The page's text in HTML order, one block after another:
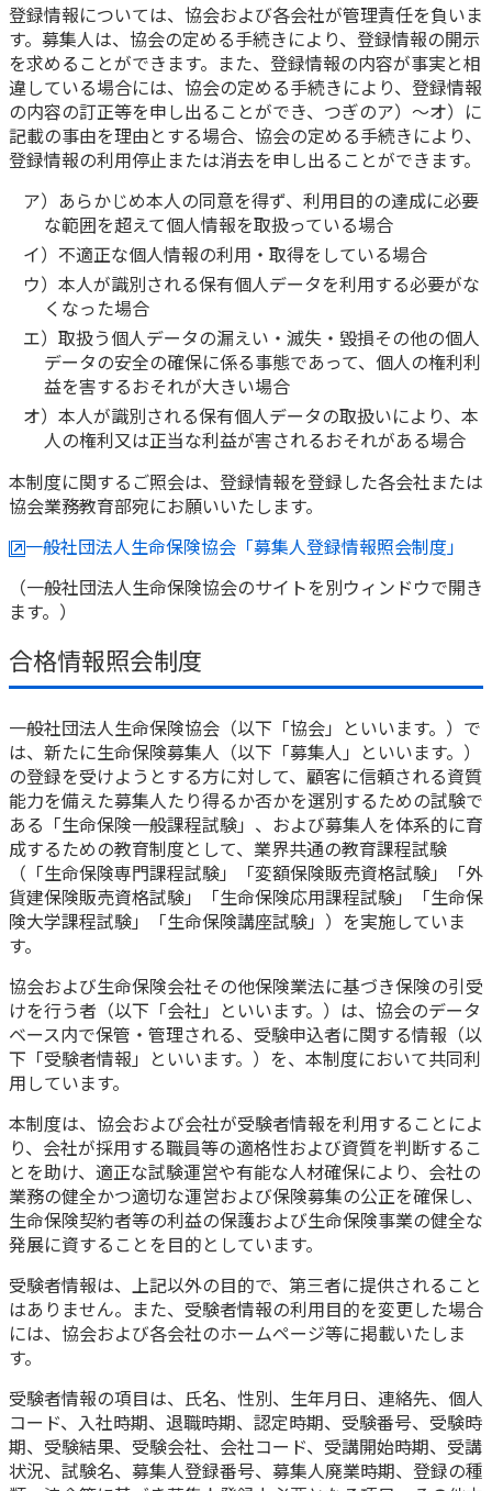
登録情報については、協会および各会社が管理責任を負いま
す。募集人は、協会の定める手続きにより、登録情報の開示
を求めることができます。また、登録情報の内容が事実と相
違している場合には、協会の定める手続きにより、登録情報
の内容の訂正等を申し出ることができ、つぎのア）～オ）に
記載の事由を理由とする場合、協会の定める手続きにより、
登録情報の利用停止または消去を申し出ることができます。
ア）あらかじめ本人の同意を得ず、利用目的の達成に必要
な範囲を超えて個人情報を取扱っている場合
イ）不適正な個人情報の利用・取得をしている場合
ウ）本人が識別される保有個人データを利用する必要がな
くなった場合
エ）取扱う個人データの漏えい・滅失・毀損その他の個人
データの安全の確保に係る事態であって、個人の権利利
益を害するおそれが大きい場合
オ）本人が識別される保有個人データの取扱いにより、本
人の権利又は正当な利益が害されるおそれがある場合
本制度に関するご照会は、登録情報を登録した各会社または
協会業務教育部宛にお願いいたします。
一般社団法人生命保険協会「募集人登録情報照会制度」
（一般社団法人生命保険協会のサイトを別ウィンドウで開き
ます。）
合格情報照会制度
一般社団法人生命保険協会（以下「協会」といいます。）で
は、新たに生命保険募集人（以下「募集人」といいます。）
の登録を受けようとする方に対して、顧客に信頼される資質
能力を備えた募集人たり得るか否かを選別するための試験で
ある「生命保険一般課程試験」、および募集人を体系的に育
成するための教育制度として、業界共通の教育課程試験
（「生命保険専門課程試験」「変額保険販売資格試験」「外
貨建保険販売資格試験」「生命保険応用課程試験」「生命保
険大学課程試験」「生命保険講座試験」）を実施していま
す。
協会および生命保険会社その他保険業法に基づき保険の引受
けを行う者（以下「会社」といいます。）は、協会のデータ
ベース内で保管・管理される、受験申込者に関する情報（以
下「受験者情報」といいます。）を、本制度において共同利
用しています。
本制度は、協会および会社が受験者情報を利用することによ
り、会社が採用する職員等の適格性および資質を判断するこ
とを助け、適正な試験運営や有能な人材確保により、会社の
業務の健全かつ適切な運営および保険募集の公正を確保し、
生命保険契約者等の利益の保護および生命保険事業の健全な
発展に資することを目的としています。
受験者情報は、上記以外の目的で、第三者に提供されること
はありません。また、受験者情報の利用目的を変更した場合
には、協会および各会社のホームページ等に掲載いたしま
す。
受験者情報の項目は、氏名、性別、生年月日、連絡先、個人
コード、入社時期、退職時期、認定時期、受験番号、受験時
期、受験結果、受験会社、会社コード、受講開始時期、受講
状況、試験名、募集人登録番号、募集人廃業時期、登録の種